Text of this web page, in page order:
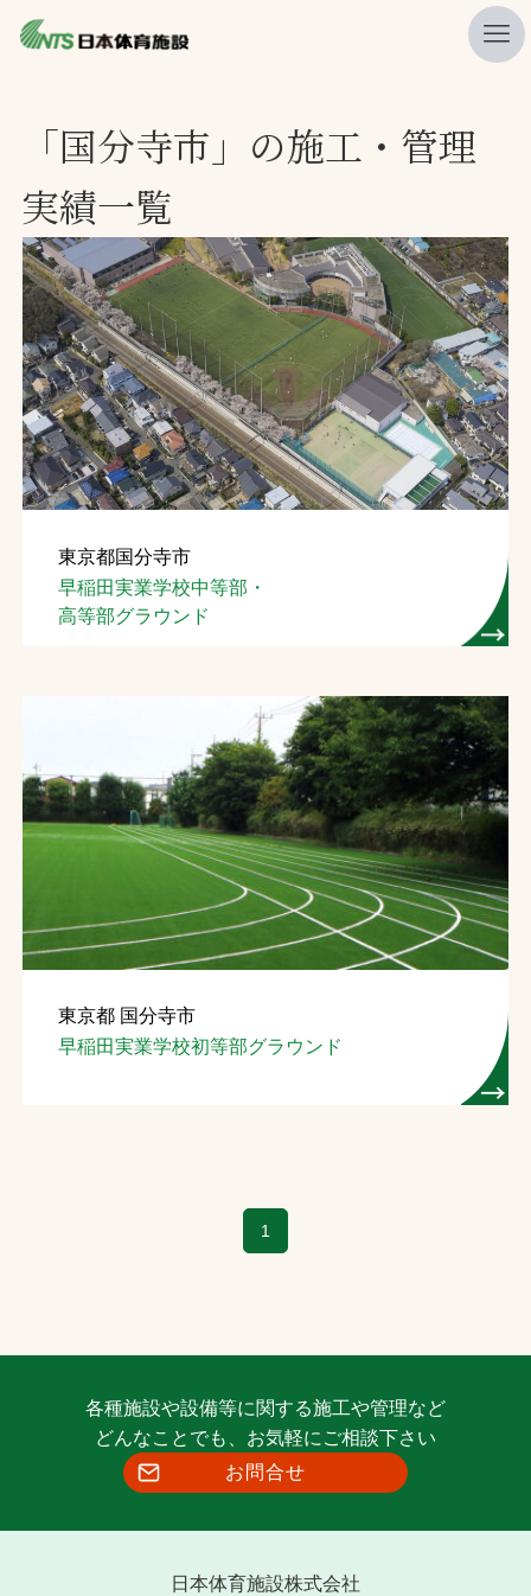
ニュース
プレスリリース
レポート
製品・サービス一覧
施工・管理実績一覧
会社概要
採用情報
検索
お問合せ
お取引先の皆様へ
ソーシャルメディアポリシー
InstagramFacebookYouTube
文字の見えづらさや操作にお困りの方へ
「国分寺市」の施工・管理
実績一覧
東京都国分寺市
早稲田実業学校中等部・
高等部グラウンド
東京都 国分寺市
早稲田実業学校初等部グラウンド
1
各種施設や設備等に関する施工や管理など
どんなことでも、お気軽にご相談下さい
お問合せ
日本体育施設株式会社